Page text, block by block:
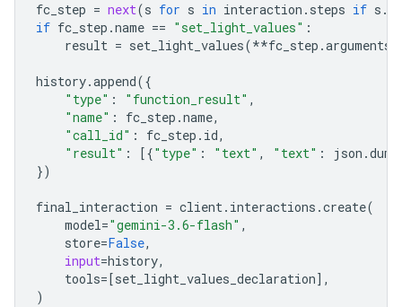
fc_step = next(s for s in interaction . steps if s .
if fc_step .name == "set_light_values" :
result = set_light_values(**fc_step .arguments
history.append({
"type" : "function_result" ,
"name" : fc_step .name,
"call_id" : fc_step . id,
"result" : [{"type" : "text" , "text" : json .
})
final_interaction = client. interactions .create(
model="gemini-3.6-flash" ,
store=False,
input=history,
tools= [set_light_values_declaration],
)